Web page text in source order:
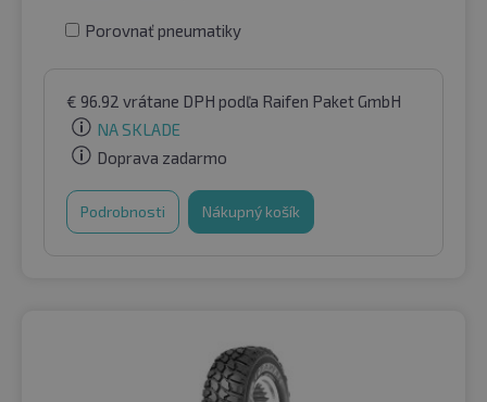
Porovnať pneumatiky
€ 96.92 vrátane DPH podľa Raifen Paket GmbH
NA SKLADE
Doprava zadarmo
Podrobnosti Nákupný košík